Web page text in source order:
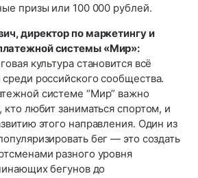
призы или 100 000 рублей.
директор по маркетингу и
системы «Мир»:
культура становится всё
российского сообщества.
системе “Мир” важно
кто любит заниматься спортом, и
этого направления. Один из
бег — это создать
разного уровня
бегунов до